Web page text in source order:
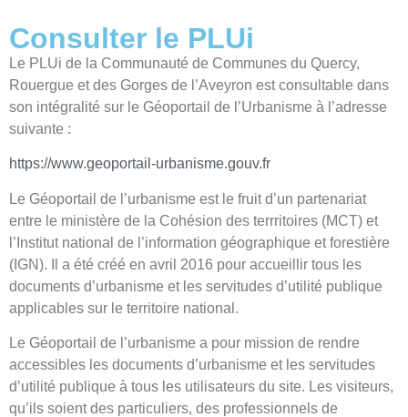
Consulter le PLUi
Le PLUi de la Communauté de Communes du Quercy,
Rouergue et des Gorges de l’Aveyron est consultable dans
son intégralité sur le Géoportail de l’Urbanisme à l’adresse
suivante :
https://www.geoportail-urbanisme.gouv.fr
Le Géoportail de l’urbanisme est le fruit d’un partenariat
entre le ministère de la Cohésion des terrritoires (MCT) et
l’Institut national de l’information géographique et forestière
(IGN). Il a été créé en avril 2016 pour accueillir tous les
documents d’urbanisme et les servitudes d’utilité publique
applicables sur le territoire national.
Le Géoportail de l’urbanisme a pour mission de rendre
accessibles les documents d’urbanisme et les servitudes
d’utilité publique à tous les utilisateurs du site. Les visiteurs,
qu’ils soient des particuliers, des professionnels de